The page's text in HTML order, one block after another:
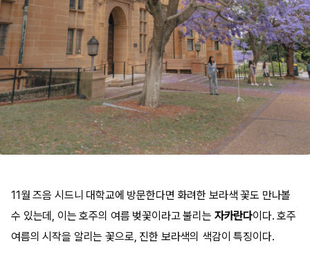
11월 즈음 시드니 대학교에 방문한다면 화려한 보라색 꽃도 만나볼
수 있는데, 이는 호주의 여름 벚꽃이라고 불리는 자카란다이다. 호주
여름의 시작을 알리는 꽃으로, 진한 보라색의 색감이 특징이다.